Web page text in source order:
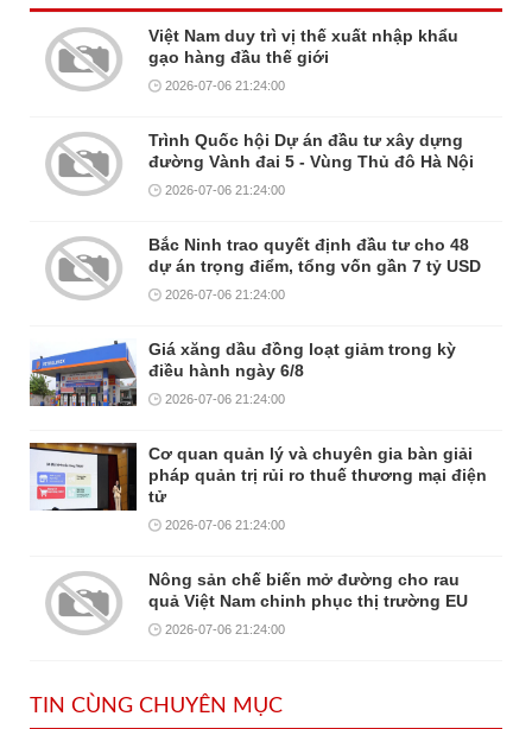
Việt Nam duy trì vị thế xuất nhập khẩu
gạo hàng đầu thế giới
2026-07-06 21:24:00
Trình Quốc hội Dự án đầu tư xây dựng
đường Vành đai 5 - Vùng Thủ đô Hà Nội
2026-07-06 21:24:00
Bắc Ninh trao quyết định đầu tư cho 48
dự án trọng điểm, tổng vốn gần 7 tỷ USD
2026-07-06 21:24:00
Giá xăng dầu đồng loạt giảm trong kỳ
điều hành ngày 6/8
2026-07-06 21:24:00
Cơ quan quản lý và chuyên gia bàn giải
pháp quản trị rủi ro thuế thương mại điện
tử
2026-07-06 21:24:00
Nông sản chế biến mở đường cho rau
quả Việt Nam chinh phục thị trường EU
2026-07-06 21:24:00
TIN CÙNG CHUYÊN MỤC